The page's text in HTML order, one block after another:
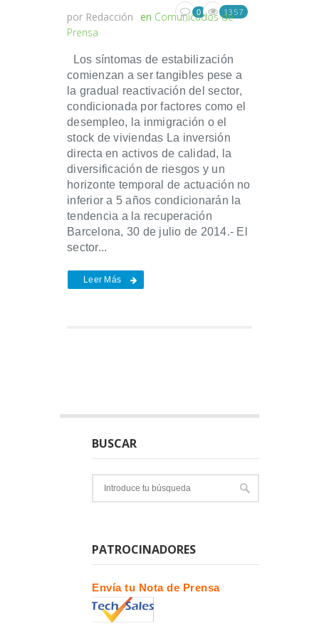
por Redacción en Comunicados de
Prensa
0 1357
Los síntomas de estabilización
comienzan a ser tangibles pese a
la gradual reactivación del sector,
condicionada por factores como el
desempleo, la inmigración o el
stock de viviendas La inversión
directa en activos de calidad, la
diversificación de riesgos y un
horizonte temporal de actuación no
inferior a 5 años condicionarán la
tendencia a la recuperación
Barcelona, 30 de julio de 2014.- El
sector...
Leer Más
BUSCAR
PATROCINADORES
Envía tu Nota de Prensa